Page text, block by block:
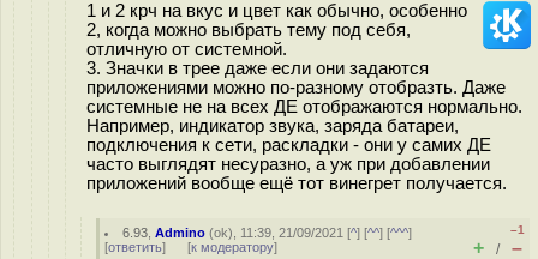
1 и 2 крч на вкус и цвет как обычно, особенно
2, когда можно выбрать тему под себя,
отличную от системной.
3. Значки в трее даже если они задаются
приложениями можно по-разному отобразть. Даже
системные не на всех ДЕ отображаются нормально.
Например, индикатор звука, заряда батареи,
подключения к сети, раскладки - они у самих ДЕ
часто выглядят несуразно, а уж при добавлении
приложений вообще ещё тот винегрет получается.
6.93 ,Admino (ok), 11:39, 21/09/2021 [^] [^^] [^^^]
[ответить] [к модератору]
–1
+ / –